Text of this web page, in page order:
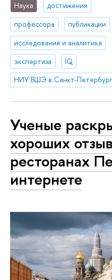
Наука
достижения
профессора
публикации
исследования и аналитика
экспертиза
IQ
НИУ ВШЭ в Санкт-
Ученые
хороших
ресторанах
интернете